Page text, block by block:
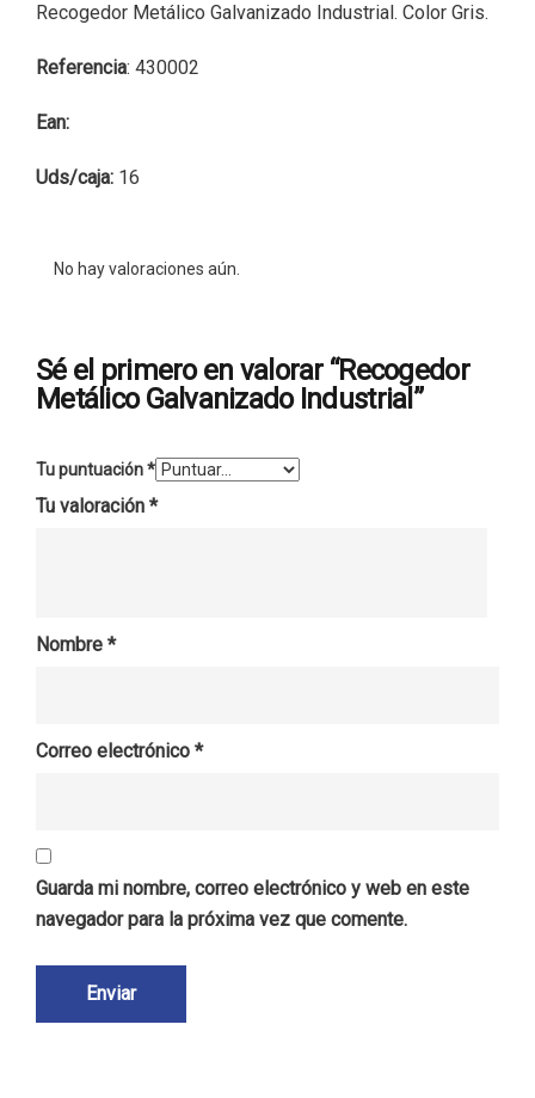
Recogedor Metálico Galvanizado Industrial. Color Gris.
Referencia: 430002
Ean:
Uds/caja: 16
No hay valoraciones aún.
Sé el primero en valorar “Recogedor
Metálico Galvanizado Industrial”
Tu puntuación*
Tu valoración *
Nombre *
Correo electrónico *
Guarda mi nombre, correo electrónico y web en este
navegador para la próxima vez que comente.